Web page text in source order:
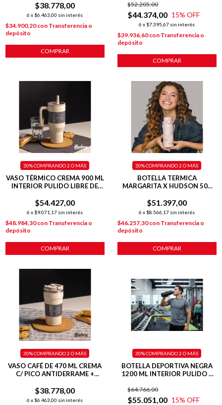
HERMÉTICA
$38.778,00
6 x $6.463,00 sin interés
$34.900,20con Transferencia o
depósito
COMPRAR
$44.374,00
$52.205,00
15% OFF
6 x $7.395,67 sin interés
$39.936,60con Transferencia o
depósito
COMPRAR
VASO TÉRMICO CREMA 900 ML
INTERIOR PULIDO LIBRE DE
$54.427,00
6 x $9.071,17 sin interés
30%COMPRANDO 2 O MÁS
$48.984,30con Transferencia o
depósito
COMPRAR
BOTELLA TERMICA
MARGARITA X HUDSON 500
$51.397,00
6 x $8.566,17 sin interés
30%COMPRANDO 2 O MÁS
$46.257,30con Transferencia o
depósito
COMPRAR
VASO CAFÉ DE 470 ML CREMA
C/ PICO ANTIDERRAME +
HERMÉTICA
$38.778,00
6 x $6.463,00 sin interés
30%COMPRANDO 2 O MÁS
BOTELLA DEPORTIVA NEGRA
1200 ML INTERIOR PULIDO +
$55.051,00
$64.766,00
15% OFF
30%COMPRANDO 2 O MÁS